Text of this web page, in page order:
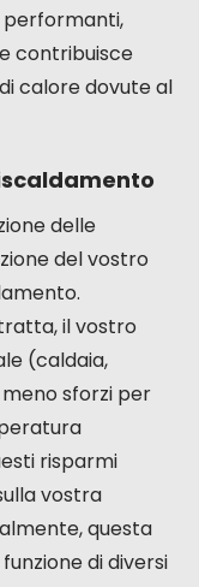
si basa sul
viene
Passa
dove cede
nuova che
viene
Ciò significa
più
di
da zero.Per una
il rendimento
tra il
inferiore a
contribuisce
calore dovute al